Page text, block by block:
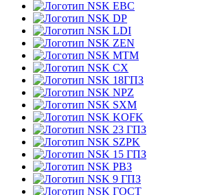
EBC
DP
LDI
ZEN
MTM
CX
18ГПЗ
NPZ
SXM
KOFK
23 ГПЗ
SZPK
15 ГПЗ
РВЗ
9 ГПЗ
ГОСТ